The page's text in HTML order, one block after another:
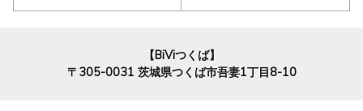
【BiViつくば】
〒305-0031 茨城県つくば市吾妻1丁目8-10